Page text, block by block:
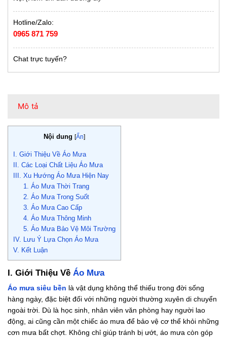
Hotline/Zalo:
0965 871 759
Chat trực tuyến?
Mô tả
Nội dung [Ẩn]
I. Giới Thiệu Về Áo Mưa
II. Các Loại Chất Liệu Áo Mưa
III. Xu Hướng Áo Mưa Hiện Nay
1. Áo Mưa Thời Trang
2. Áo Mưa Trong Suốt
3. Áo Mưa Cao Cấp
4. Áo Mưa Thông Minh
5. Áo Mưa Bảo Vệ Môi Trường
IV. Lưu Ý Lựa Chọn Áo Mưa
V. Kết Luận
I. Giới Thiệu Về Áo Mưa
Áo mưa siêu bền là vật dụng không thể thiếu trong đời sống
hàng ngày, đặc biệt đối với những người thường xuyên di chuyển
ngoài trời. Dù là học sinh, nhân viên văn phòng hay người lao
động, ai cũng cần một chiếc áo mưa để bảo vệ cơ thể khỏi những
cơn mưa bất chợt. Không chỉ giúp tránh bị ướt, áo mưa còn góp